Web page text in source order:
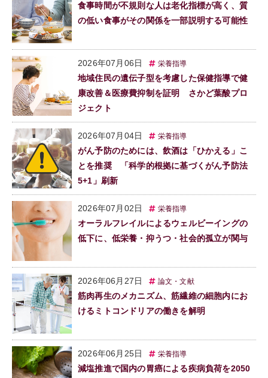
食事時間が不規則な人は老化指標が高く、質
の低い食事がその関係を一部説明する可能性
2026年07月06日 栄養指導
地域住民の遺伝子型を考慮した保健指導で健
康改善＆医療費抑制を証明 さかど葉酸プロ
ジェクト
2026年07月04日 栄養指導
がん予防のためには、飲酒は「ひかえる」こ
とを推奨 「科学的根拠に基づくがん予防法
5+1」刷新
2026年07月02日 栄養指導
オーラルフレイルによるウェルビーイングの
低下に、低栄養・抑うつ・社会的孤立が関与
2026年06月27日 論文・文献
筋肉再生のメカニズム、筋繊維の細胞内にお
けるミトコンドリアの働きを解明
2026年06月25日 栄養指導
減塩推進で国内の胃癌による疾病負荷を2050